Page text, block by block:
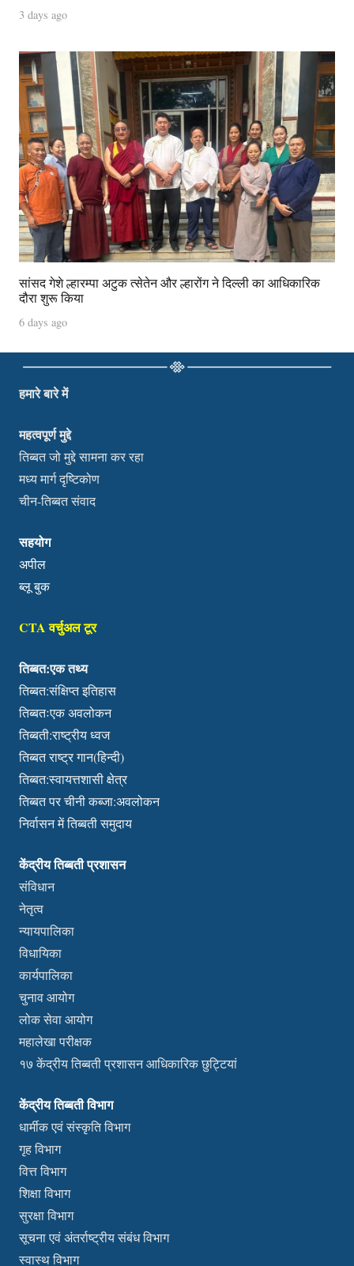
3 days ago
सांसद गेशे ल्हारम्पा अटुक त्सेतेन और ल्हारोंग ने दिल्ली का आधिकारिक
दौरा शुरू किया
6 days ago
हमारे बारे में
महत्वपूर्ण मुद्दे
तिब्बत जो मुद्दे सामना कर रहा
मध्य मार्ग दृष्टिकोण
चीन-तिब्बत संवाद
सहयोग
अपील
ब्लू बुक
CTA वर्चुअल टूर
तिब्बत:एक तथ्य
तिब्बत:संक्षिप्त इतिहास
तिब्बतःएक अवलोकन
तिब्बती:राष्ट्रीय ध्वज
तिब्बत राष्ट्र गान(हिन्दी)
तिब्बत:स्वायत्तशासी क्षेत्र
तिब्बत पर चीनी कब्जा:अवलोकन
निर्वासन में तिब्बती समुदाय
केंद्रीय तिब्बती प्रशासन
संविधान
नेतृत्व
न्यायपालिका
विधायिका
कार्यपालिका
चुनाव आयोग
लोक सेवा आयोग
महालेखा परीक्षक
१७ केंद्रीय तिब्बती प्रशासन आधिकारिक छुट्टियां
केंद्रीय तिब्बती विभाग
धार्मीक एवं संस्कृति विभाग
गृह विभाग
वित्त विभाग
शिक्षा विभाग
सुरक्षा विभाग
सूचना एवं अंतर्राष्ट्रीय संबंध विभाग
स्वास्थ विभाग